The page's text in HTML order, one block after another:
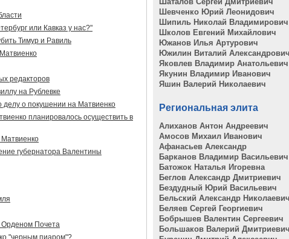
или Кавказ у нас?"
Тимур и Равиль
редакторов
на Рублевке
о покушении на Матвиенко
планировалось осуществить в
губернатора Валентины
Орденом Почета
"черным пиаром"?
Шевченко Юрий Леонидович
Шипиль Николай Владимирович
Школов Евгений Михайлович
Южанов Илья Артурович
Южилин Виталий Александрович
Яковлев Владимир Анатольевич
Якунин Владимир Иванович
Яшин Валерий Николаевич
Региональная элита
Алиханов Антон Андреевич
Амосов Михаил Иванович
Афанасьев Александр
Барканов Владимир Васильевич
Батожок Наталья Игоревна
Беглов Александр Дмитриевич
Бездудный Юрий Васильевич
Бельский Александр Николаевич
Беляев Сергей Георгиевич
Бобрышев Валентин Сергеевич
Большаков Валерий Дмитриевич